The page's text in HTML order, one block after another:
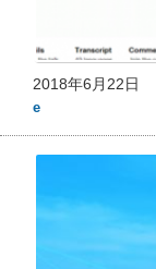
2018年6月22日
e